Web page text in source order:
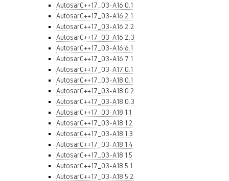
AutosarC++17_03-A16.0.1
AutosarC++17_03-A16.2.1
AutosarC++17_03-A16.2.2
AutosarC++17_03-A16.2.3
AutosarC++17_03-A16.6.1
AutosarC++17_03-A16.7.1
AutosarC++17_03-A17.0.1
AutosarC++17_03-A18.0.1
AutosarC++17_03-A18.0.2
AutosarC++17_03-A18.0.3
AutosarC++17_03-A18.1.1
AutosarC++17_03-A18.1.2
AutosarC++17_03-A18.1.3
AutosarC++17_03-A18.1.4
AutosarC++17_03-A18.1.5
AutosarC++17_03-A18.5.1
AutosarC++17_03-A18.5.2